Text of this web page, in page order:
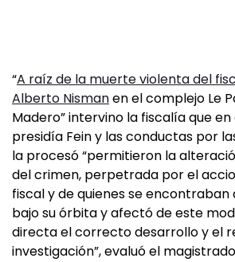
“A raíz de la muerte violenta del
Alberto Nismanen el complejo Le
Madero” intervino la fiscalía que
presidía Fein y las conductas por
la procesó “permitieron la
del crimen, perpetrada por el
fiscal y de quienes se
bajo su órbita y afectó de este
directa el correcto desarrollo y el
investigación”, evaluó el